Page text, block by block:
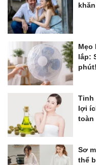
Mẹo
lắp:
phút!
Tinh
lợi
toàn
Sơ
thể